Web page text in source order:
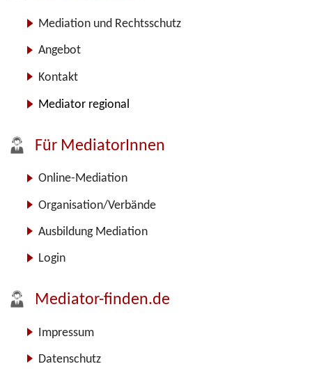
Mediation und Rechtsschutz
Angebot
Kontakt
Mediator regional
Für MediatorInnen
Online-Mediation
Organisation/Verbände
Ausbildung Mediation
Login
Mediator-finden.de
Impressum
Datenschutz